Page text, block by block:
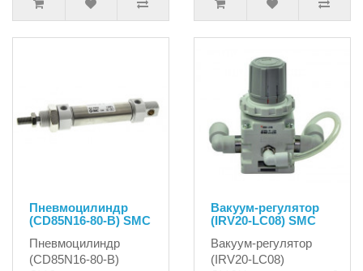
Пневмоцилиндр
(CD85N16-80-B) SMC
Пневмоцилиндр
(CD85N16-80-B)
Вакуум-регулятор
(IRV20-LC08) SMC
Вакуум-регулятор
(IRV20-LC08)